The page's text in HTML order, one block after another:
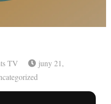
TV
juny 21,